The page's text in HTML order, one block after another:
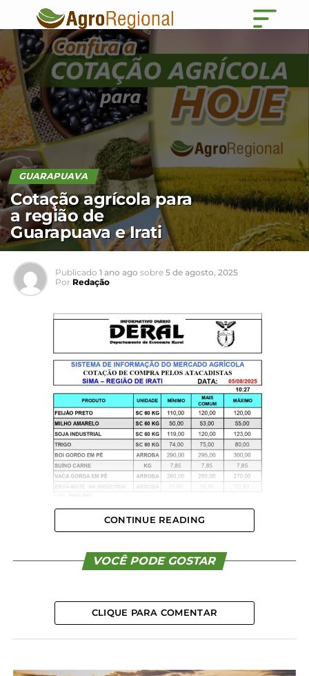
GUARAPUAVA
Cotação agrícola para
a região de
Guarapuava e Irati
Publicado 1 ano ago sobre 5 de agosto, 2025
Por Redação
CONTINUE READING
VOCÊ PODE GOSTAR
CLIQUE PARA COMENTAR